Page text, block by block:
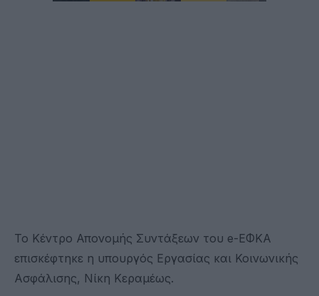
Το Κέντρο Απονομής Συντάξεων του e-ΕΦΚΑ
επισκέφτηκε η υπουργός Εργασίας και Κοινωνικής
Ασφάλισης, Νίκη Κεραμέως.